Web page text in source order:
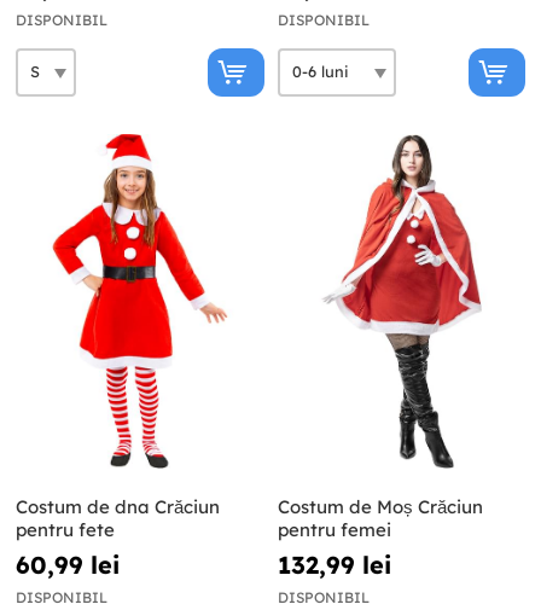
DISPONIBIL DISPONIBIL
Costum de dna Crăciun
pentru fete
60,99 lei
DISPONIBIL
Costum de Moș Crăciun
pentru femei
132,99 lei
DISPONIBIL